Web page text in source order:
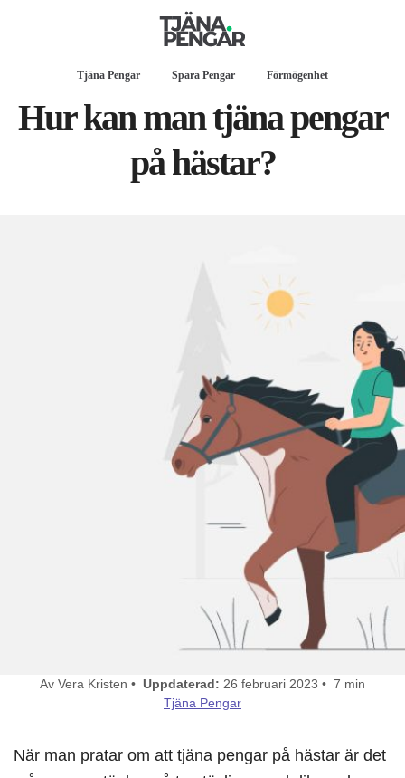
Tjäna Pengar Spara Pengar Förmögenhet
Hur kan man tjäna pengar
på hästar?
Av Vera Kristen • Uppdaterad: 26 februari 2023 • 7 min
Tjäna Pengar
När man pratar om att tjäna pengar på hästar är det